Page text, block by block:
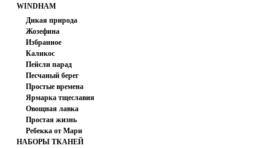
WINDHAM
FABRICS
Дикая природа
Жозефина
Избранное
Каликос
Пейсли парад
Песчаный берег
Простые времена
Ярмарка тщеславия
Овощная лавка
Простая жизнь
Ребекка от Мари
Коваль
НАБОРЫ ТКАНЕЙ